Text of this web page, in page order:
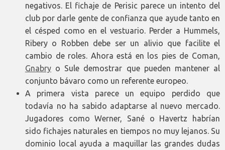
negativos. El fichaje de Perisic parece un intento del
club por darle gente de confianza que ayude tanto en
el césped como en el vestuario. Perder a Hummels,
Ribery o Robben debe ser un alivio que facilite el
cambio de roles. Ahora está en los pies de Coman,
Gnabry o Sule demostrar que pueden mantener al
conjunto bávaro como un referente europeo.
A primera vista parece un equipo perdido que
todavía no ha sabido adaptarse al nuevo mercado.
Jugadores como Werner, Sané o Havertz habrían
sido fichajes naturales en tiempos no muy lejanos. Su
dominio local ayuda a maquillar las grandes dudas